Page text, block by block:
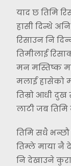
याद छ तिमि
हासी दिन्थे
रिसाउन नि
तिमीलाई
मन मस्तिष्क
मलाई हासेको
तिम्रो आधी
लाटी जब
तिमि सधै
तिम्ले माया नै
नि देखाउने कुरा